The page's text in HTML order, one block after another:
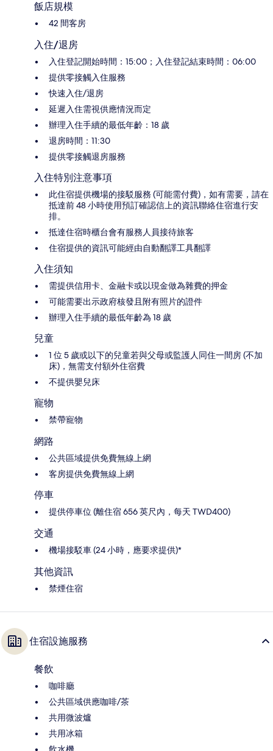
飯店規模
42 間客房
入住/退房
入住登記開始時間：15:00；入住登記結束時間：06:00
提供零接觸入住服務
快速入住/退房
延遲入住需視供應情況而定
辦理入住手續的最低年齡：18 歲
退房時間：11:30
提供零接觸退房服務
入住特別注意事項
此住宿提供機場的接駁服務 (可能需付費)，如有需要，請在
抵達前 48 小時使用預訂確認信上的資訊聯絡住宿進行安
排。
抵達住宿時櫃台會有服務人員接待旅客
住宿提供的資訊可能經由自動翻譯工具翻譯
入住須知
需提供信用卡、金融卡或以現金做為雜費的押金
可能需要出示政府核發且附有照片的證件
辦理入住手續的最低年齡為 18 歲
兒童
1 位 5 歲或以下的兒童若與父母或監護人同住一間房 (不加
床)，無需支付額外住宿費
不提供嬰兒床
寵物
禁帶寵物
網路
公共區域提供免費無線上網
客房提供免費無線上網
停車
提供停車位 (離住宿 656 英尺內，每天 TWD400)
交通
機場接駁車 (24 小時，應要求提供)*
其他資訊
禁煙住宿
住宿設施服務
餐飲
咖啡廳
公共區域供應咖啡/茶
共用微波爐
共用冰箱